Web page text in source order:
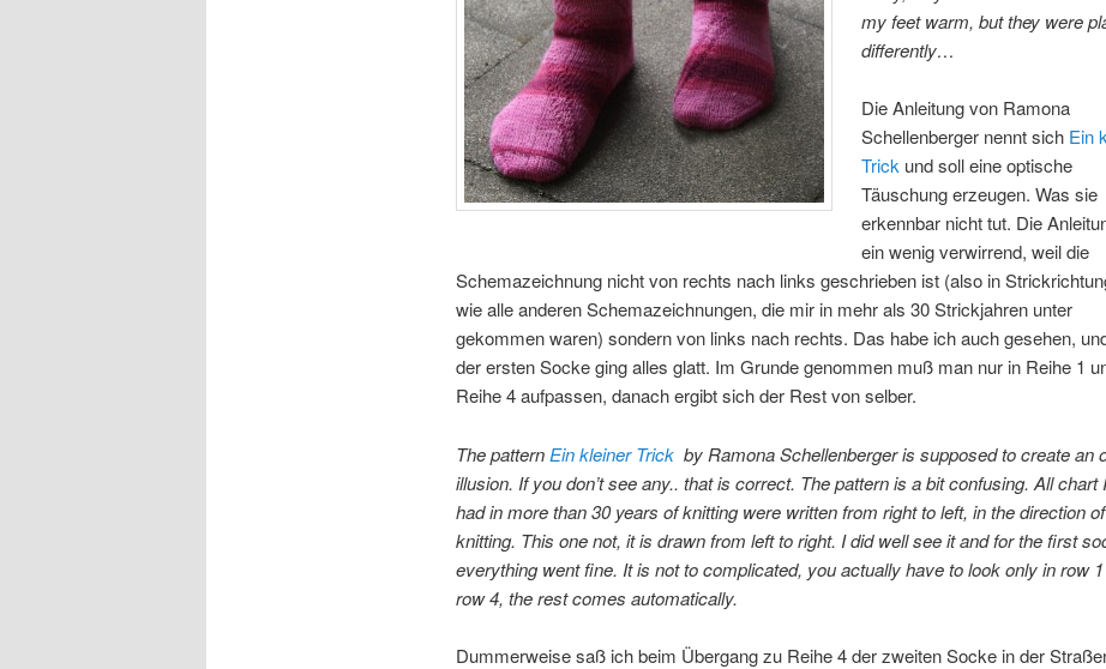
my feet warm, but they were
differently…
Die Anleitung von Ramona
Schellenberger nennt sich Ein
Trick und soll eine optische
Täuschung erzeugen. Was sie
erkennbar nicht tut. Die
ein wenig verwirrend, weil die
Schemazeichnung nicht von rechts nach links geschrieben ist (also in
wie alle anderen Schemazeichnungen, die mir in mehr als 30 Strickjahren unter
gekommen waren) sondern von links nach rechts. Das habe ich auch gesehen,
der ersten Socke ging alles glatt. Im Grunde genommen muß man nur in Reihe 1
Reihe 4 aufpassen, danach ergibt sich der Rest von selber.
The pattern Ein kleiner Trickby Ramona Schellenberger is supposed to create an
illusion. If you don’t see any.. that is correct. The pattern is a bit confusing. All chart
had in more than 30 years of knitting were written from right to left, in the direction of
knitting. This one not, it is drawn from left to right. I did well see it and for the first
everything went fine. It is not to complicated, you actually have to look only in row
row 4, the rest comes automatically.
Dummerweise saß ich beim Übergang zu Reihe 4 der zweiten Socke in der